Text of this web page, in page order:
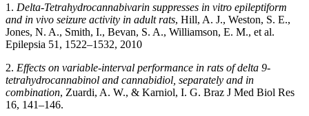
1. Delta-Tetrahydrocannabivarin suppresses in vitro epileptiform
and in vivo seizure activity in adult rats, Hill, A. J., Weston, S. E.,
Jones, N. A., Smith, I., Bevan, S. A., Williamson, E. M., et al.
Epilepsia 51, 1522–1532, 2010
2. Effects on variable-interval performance in rats of delta 9-
tetrahydrocannabinol and cannabidiol, separately and in
combination, Zuardi, A. W., & Karniol, I. G. Braz J Med Biol Res
16, 141–146.